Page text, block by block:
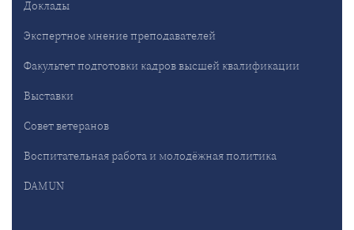
Доклады
Экспертное мнение преподавателей
Факультет подготовки кадров высшей квалификации
Выставки
Совет ветеранов
Воспитательная работа и молодёжная политика
DAMUN